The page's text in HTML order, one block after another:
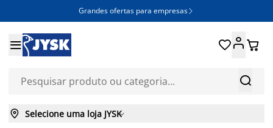
Grandes ofertas para empresas 


 
 Selecione uma loja JYSK